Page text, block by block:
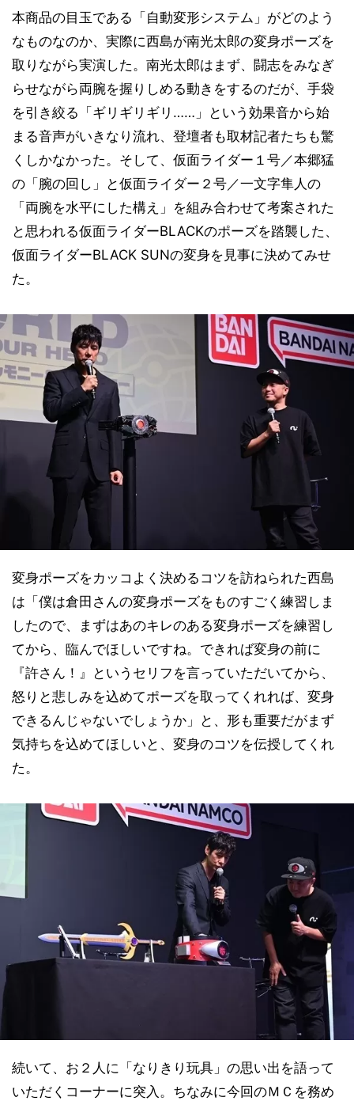
本商品の目玉である「自動変形システム」がどのよう
なものなのか、実際に西島が南光太郎の変身ポーズを
取りながら実演した。南光太郎はまず、闘志をみなぎ
らせながら両腕を握りしめる動きをするのだが、手袋
を引き絞る「ギリギリギリ……」という効果音から始
まる音声がいきなり流れ、登壇者も取材記者たちも驚
くしかなかった。そして、仮面ライダー１号／本郷猛
の「腕の回し」と仮面ライダー２号／一文字隼人の
「両腕を水平にした構え」を組み合わせて考案された
と思われる仮面ライダーBLACKのポーズを踏襲した、
仮面ライダーBLACK SUNの変身を見事に決めてみせ
た。
変身ポーズをカッコよく決めるコツを訪ねられた西島
は「僕は倉田さんの変身ポーズをものすごく練習しま
したので、まずはあのキレのある変身ポーズを練習し
てから、臨んでほしいですね。できれば変身の前に
『許さん！』というセリフを言っていただいてから、
怒りと悲しみを込めてポーズを取ってくれれば、変身
できるんじゃないでしょうか」と、形も重要だがまず
気持ちを込めてほしいと、変身のコツを伝授してくれ
た。
続いて、お２人に「なりきり玩具」の思い出を語って
いただくコーナーに突入。ちなみに今回のＭＣを務め